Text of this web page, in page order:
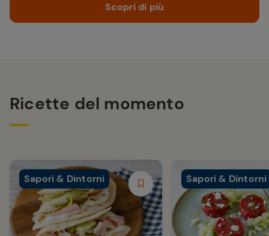
Scopri di più
Ricette del momento
Sapori & Dintorni Sapori & Dintorni